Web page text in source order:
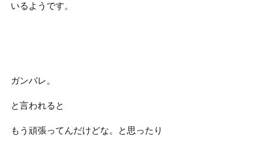
いるようです。
ガンバレ。
と言われると
もう頑張ってんだけどな。と思ったり